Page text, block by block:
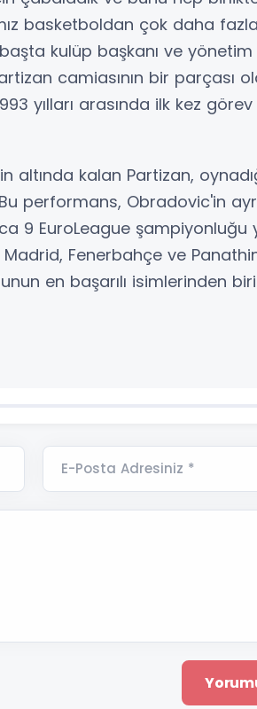
basketboldan çok daha
kulüp başkanı ve
camiasının bir parçası
yılları arasında ilk kez görev
altında kalan Partizan,
performans, Obradovic'in
9 EuroLeague şampiyonluğu
Fenerbahçe ve
en başarılı isimlerinden
E-Posta Adresiniz *